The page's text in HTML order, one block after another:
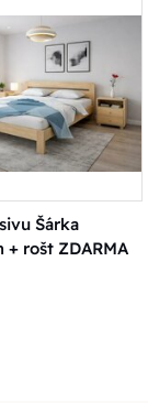
Šárka
+ rošt ZDARMA